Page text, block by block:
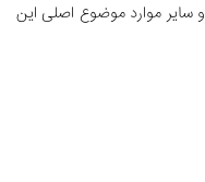
سایر موارد موضوع اصلی این